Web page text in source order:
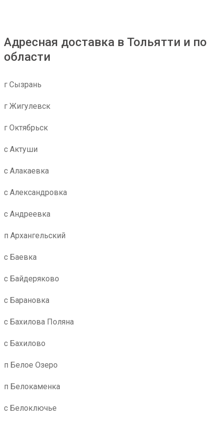
Адресная доставка в Тольятти и по
области
г Сызрань
г Жигулевск
г Октябрьск
с Актуши
с Алакаевка
с Александровка
с Андреевка
п Архангельский
с Баевка
с Байдеряково
с Барановка
с Бахилова Поляна
с Бахилово
п Белое Озеро
п Белокаменка
с Белоключье